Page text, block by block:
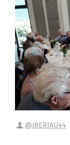
@JBERIAU44